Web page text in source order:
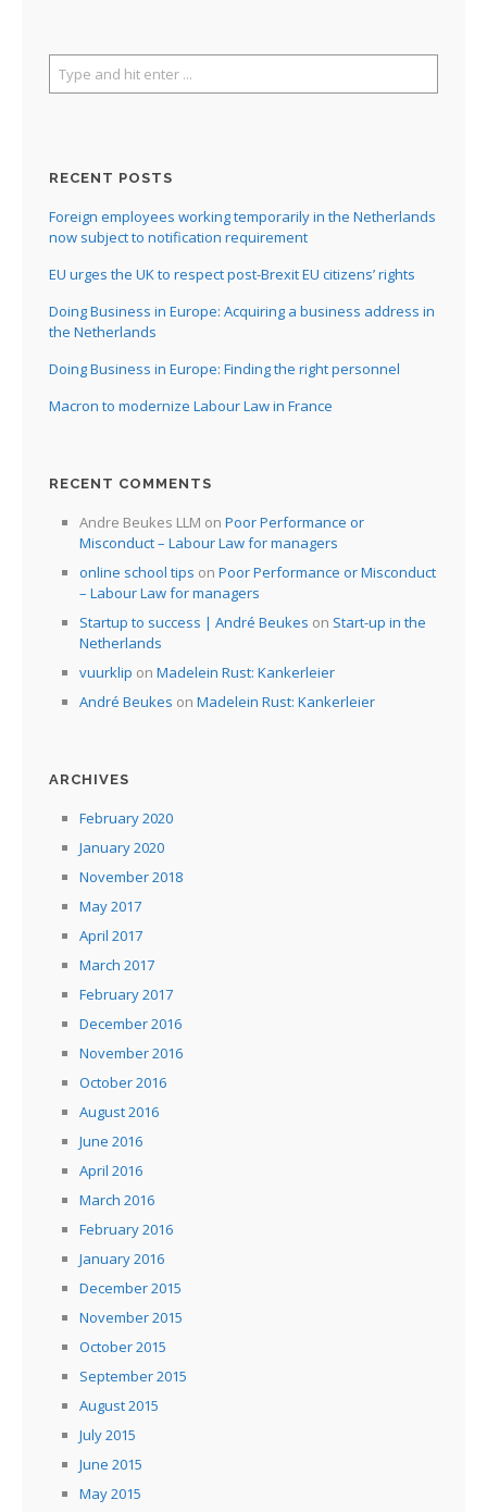
RECENT POSTS
Foreign employees working temporarily in the Netherlands
now subject to notification requirement
EU urges the UK to respect post-Brexit EU citizens’ rights
Doing Business in Europe: Acquiring a business address in
the Netherlands
Doing Business in Europe: Finding the right personnel
Macron to modernize Labour Law in France
RECENT COMMENTS
Andre Beukes LLM on Poor Performance or
Misconduct – Labour Law for managers
online school tips on Poor Performance or Misconduct
– Labour Law for managers
Startup to success | André Beukes on Start-up in the
Netherlands
vuurklip on Madelein Rust: Kankerleier
André Beukes on Madelein Rust: Kankerleier
ARCHIVES
February 2020
January 2020
November 2018
May 2017
April 2017
March 2017
February 2017
December 2016
November 2016
October 2016
August 2016
June 2016
April 2016
March 2016
February 2016
January 2016
December 2015
November 2015
October 2015
September 2015
August 2015
July 2015
June 2015
May 2015